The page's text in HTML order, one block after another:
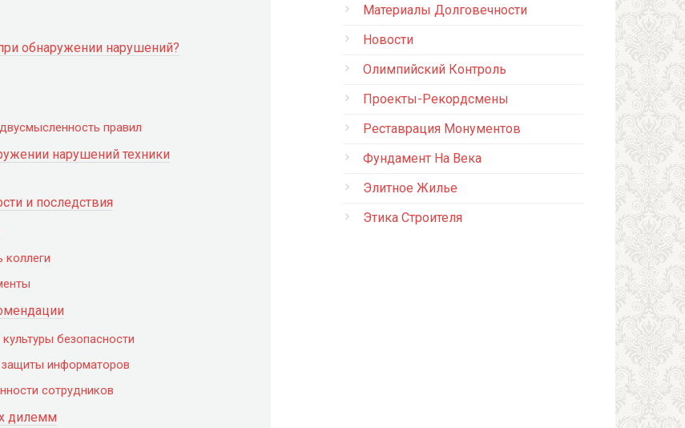
обнаружении нарушений?
правил
нарушений техники
и последствия
коллеги
безопасности
информаторов
сотрудников
дилемм
Материалы Долговечности
Новости
Олимпийский Контроль
Проекты-Рекордсмены
Реставрация Монументов
Фундамент На Века
Элитное Жилье
Этика Строителя